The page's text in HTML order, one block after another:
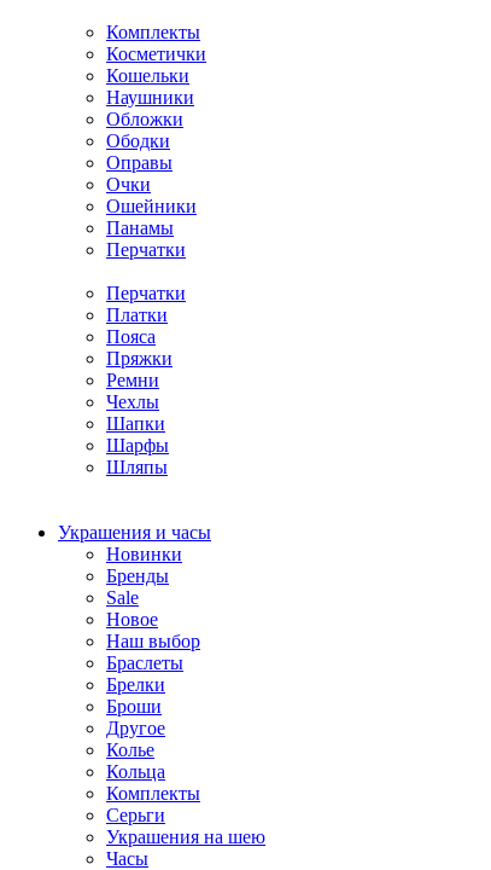
Комплекты
Косметички
Кошельки
Наушники
Обложки
Ободки
Оправы
Очки
Ошейники
Панамы
Перчатки
Перчатки
Платки
Пояса
Пряжки
Ремни
Чехлы
Шапки
Шарфы
Шляпы
Украшения и часы
Новинки
Бренды
Sale
Новое
Наш выбор
Браслеты
Брелки
Броши
Другое
Колье
Кольца
Комплекты
Серьги
Украшения на шею
Часы